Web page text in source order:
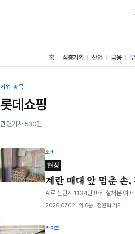
홈 심층기획 산업 금융
기업·종목
롯데쇼핑
관련기사 530건
소비
현장
계란 매대 앞 멈춘 손,
AI로 산란계 1134만 마리 살처분 여
2026.07.02 · 약 6분 · 정원혁 기자
라이프